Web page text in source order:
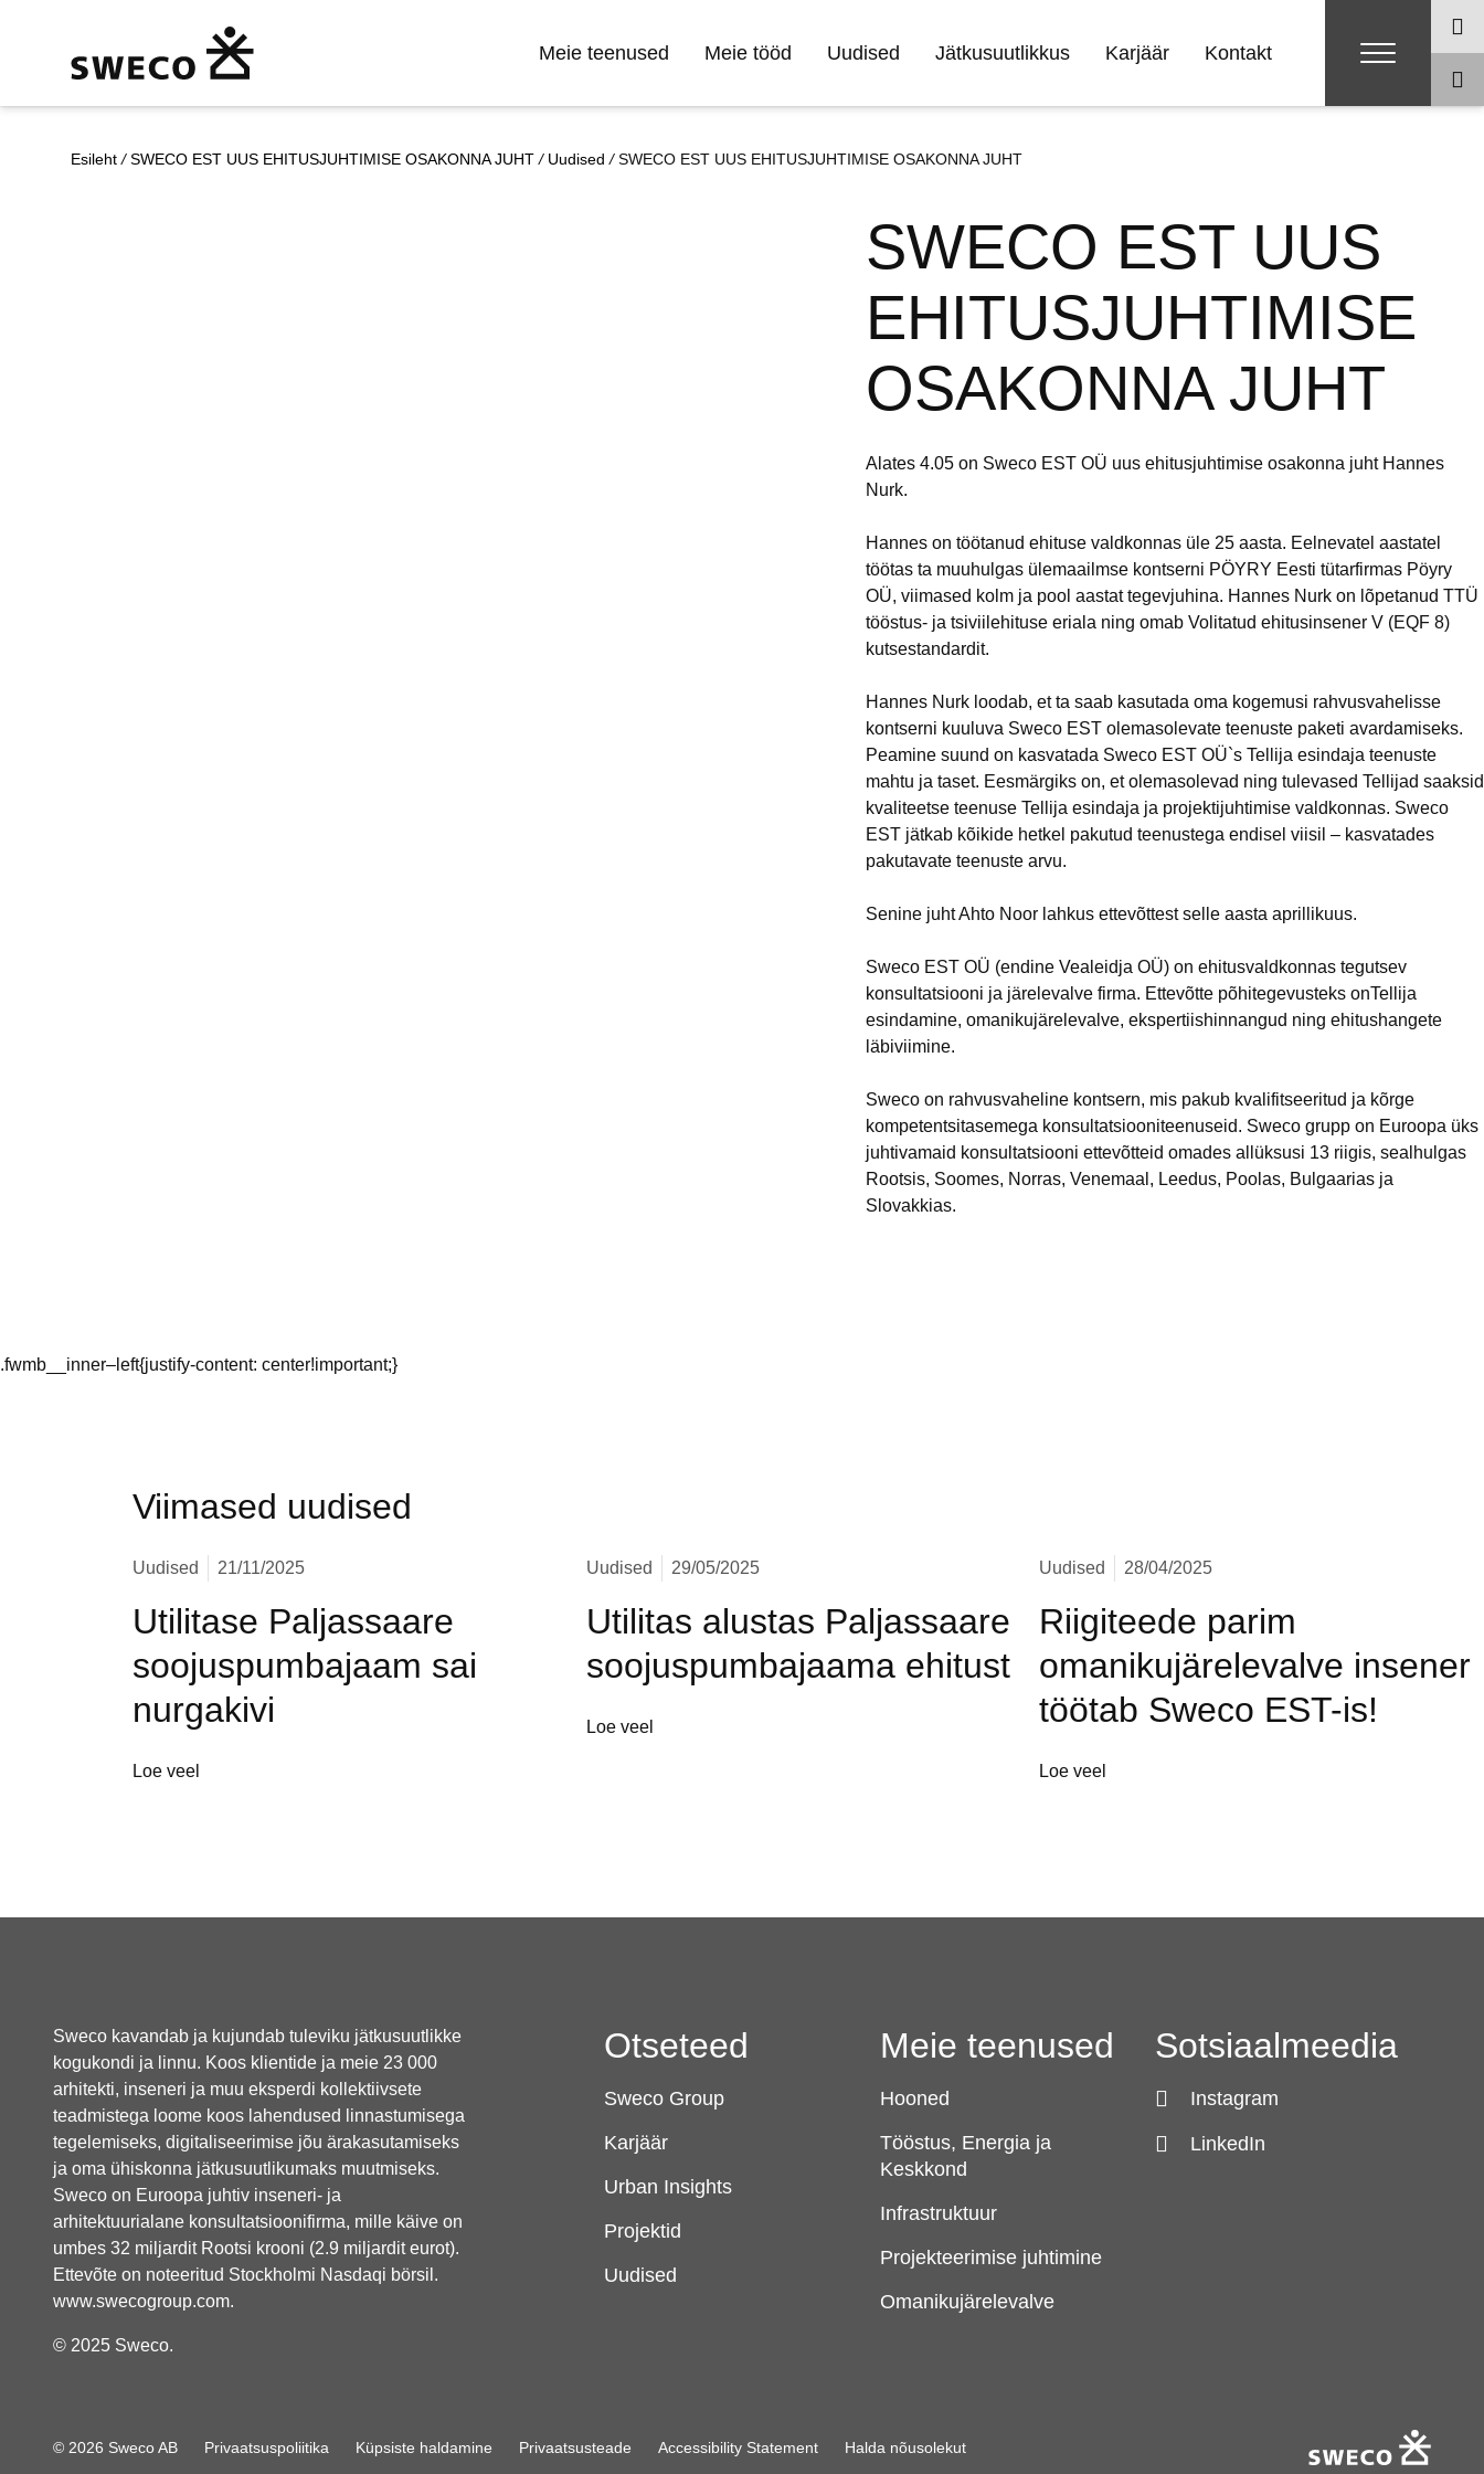
Meie teenused Meie tööd Uudised Jätkusuutlikkus Karjäär Kontakt
Esileht / SWECO EST UUS EHITUSJUHTIMISE OSAKONNA JUHT / Uudised / SWECO EST UUS EHITUSJUHTIMISE OSAKONNA JUHT
SWECO EST UUS
EHITUSJUHTIMISE
OSAKONNA JUHT
Alates 4.05 on Sweco EST OÜ uus ehitusjuhtimise osakonna juht Hannes
Nurk.
Hannes on töötanud ehituse valdkonnas üle 25 aasta. Eelnevatel aastatel
töötas ta muuhulgas ülemaailmse kontserni PÖYRY Eesti tütarfirmas Pöyry
OÜ, viimased kolm ja pool aastat tegevjuhina. Hannes Nurk on lõpetanud TTÜ
tööstus- ja tsiviilehituse eriala ning omab Volitatud ehitusinsener V (EQF 8)
kutsestandardit.
Hannes Nurk loodab, et ta saab kasutada oma kogemusi rahvusvahelisse
kontserni kuuluva Sweco EST olemasolevate teenuste paketi avardamiseks.
Peamine suund on kasvatada Sweco EST OÜ`s Tellija esindaja teenuste
mahtu ja taset. Eesmärgiks on, et olemasolevad ning tulevased Tellijad saaksid
kvaliteetse teenuse Tellija esindaja ja projektijuhtimise valdkonnas. Sweco
EST jätkab kõikide hetkel pakutud teenustega endisel viisil – kasvatades
pakutavate teenuste arvu.
Senine juht Ahto Noor lahkus ettevõttest selle aasta aprillikuus.
Sweco EST OÜ (endine Vealeidja OÜ) on ehitusvaldkonnas tegutsev
konsultatsiooni ja järelevalve firma. Ettevõtte põhitegevusteks onTellija
esindamine, omanikujärelevalve, ekspertiishinnangud ning ehitushangete
läbiviimine.
Sweco on rahvusvaheline kontsern, mis pakub kvalifitseeritud ja kõrge
kompetentsitasemega konsultatsiooniteenuseid. Sweco grupp on Euroopa üks
juhtivamaid konsultatsiooni ettevõtteid omades allüksusi 13 riigis, sealhulgas
Rootsis, Soomes, Norras, Venemaal, Leedus, Poolas, Bulgaarias ja
Slovakkias.
.fwmb__inner–left{justify-content: center!important;}
Viimased uudised
Uudised 21/11/2025
Utilitase Paljassaare
soojuspumbajaam sai
nurgakivi
Loe veel
Uudised 29/05/2025
Utilitas alustas Paljassaare
soojuspumbajaama ehitust
Loe veel
Uudised 28/04/2025
Riigiteede parim
omanikujärelevalve insener
töötab Sweco EST-is!
Loe veel
Sweco kavandab ja kujundab tuleviku jätkusuutlikke
kogukondi ja linnu. Koos klientide ja meie 23 000
arhitekti, inseneri ja muu eksperdi kollektiivsete
teadmistega loome koos lahendused linnastumisega
tegelemiseks, digitaliseerimise jõu ärakasutamiseks
ja oma ühiskonna jätkusuutlikumaks muutmiseks.
Sweco on Euroopa juhtiv inseneri- ja
arhitektuurialane konsultatsioonifirma, mille käive on
umbes 32 miljardit Rootsi krooni (2.9 miljardit eurot).
Ettevõte on noteeritud Stockholmi Nasdaqi börsil.
www.swecogroup.com.
© 2025 Sweco.
Otseteed
Sweco Group
Karjäär
Urban Insights
Projektid
Uudised
Meie teenused
Hooned
Tööstus, Energia ja
Keskkond
Infrastruktuur
Projekteerimise juhtimine
Omanikujärelevalve
Sotsiaalmeedia
Instagram
LinkedIn
© 2026 Sweco AB Privaatsuspoliitika Küpsiste haldamine Privaatsusteade Accessibility Statement Halda nõusolekut